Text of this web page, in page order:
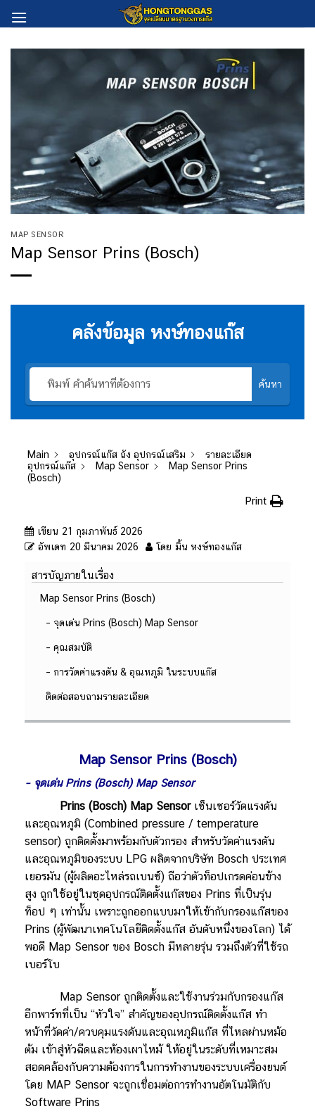
to
MAP SENSOR
Map Sensor Prins (Bosch)
คลังข้อมูล หงษ์ทองแก๊ส
ค้นหา
Main อุปกรณ์แก๊ส ถัง อุปกรณ์เสริม
รายละเอียด
อุปกรณ์แก๊ส
Map Sensor
Map Sensor Prins
(Bosch)
Print
เขียน 21 กุมภาพันธ์ 2026
อัพเดท 20 มีนาคม 2026 โดย มิ้น หงษ์ทองแก๊ส
สารบัญภายในเรื่อง
Map Sensor Prins (Bosch)
– จุดเด่น Prins (Bosch) Map Sensor
– คุณสมบัติ
– การวัดค่าแรงดัน & อุณหภูมิ ในระบบแก๊ส
ติดต่อสอบถามรายละเอียด
Map Sensor Prins (Bosch)
– จุดเด่น Prins (Bosch) Map Sensor
Prins (Bosch) Map Sensor เซ็นเซอร์วัดแรงดัน
และอุณหภูมิ (Combined pressure / temperature
sensor) ถูกติดตั้งมาพร้อมกับตัวกรอง สำหรับวัดค่าแรงดัน
และอุณหภูมิของระบบ LPG ผลิตจากบริษัท Bosch ประเทศ
เยอรมัน (ผู้ผลิตอะไหล่รถเบนซ์) ถือว่าตัวท็อปเกรดค่อนข้าง
สูง ถูกใช้อยู่ในชุดอุปกรณ์ติดตั้งแก๊สของ Prins ที่เป็นรุ่น
ท็อป ๆ เท่านั้น เพราะถูกออกแบบมาให้เข้ากับกรองแก๊สของ
Prins (ผู้พัฒนาเทคโนโลยีติดตั้งแก๊ส อันดับหนึ่งของโลก) ได้
พอดี Map Sensor ของ Bosch มีหลายรุ่น รวมถึงตัวที่ใช้รถ
เบอร์โบ
Map Sensor ถูกติดตั้งและใช้งานร่วมกับกรองแก๊ส
อีกพาร์ทที่เป็น “หัวใจ” สำคัญของอุปกรณ์ติดตั้งแก๊ส ทำ
หน้าที่วัดค่า/ควบคุมแรงดันและอุณหภูมิแก๊ส ที่ไหลผ่านหม้อ
ต้ม เข้าสู่หัวฉีดและห้องเผาไหม้ ให้อยู่ในระดับที่เหมาะสม
สอดคล้องกับความต้องการในการทำงานของระบบเครื่องยนต์
โดย MAP Sensor จะถูกเชื่อมต่อการทำงานอัตโนมัติกับ
Software Prins